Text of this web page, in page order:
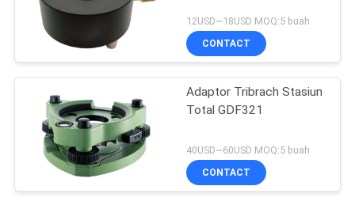
12USD~18USD MOQ:5 buah
CONTACT
Adaptor Tribrach Stasiun
Total GDF321
40USD~60USD MOQ:5 buah
CONTACT